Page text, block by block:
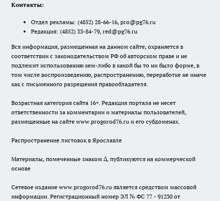
Контакты:
Отдел рекламы: (4852) 28-66-16, pro@pg76.ru
Редакция: (4852) 33-84-79, red@pg76.ru
Вся информация, размещенная на данном сайте, охраняется в
соответствии с законодательством РФ об авторском праве и не
подлежит использованию кем-либо в какой бы то ни было форме, в
том числе воспроизведению, распространению, переработке не иначе
как с письменного разрешения правообладателя.
Возрастная категория сайта 16+. Редакция портала не несет
ответственности за комментарии и материалы пользователей,
размещенные на сайте www.progorod76.ru и его субдоменах.
Распространение листовок в Ярославле
Материалы, помеченные знаком ∆, публикуются на коммерческой
основе
Сетевое издание www.progorod76.ru является средством массовой
информации. Регистрационный номер ЭЛ № ФС 77 - 91230 от